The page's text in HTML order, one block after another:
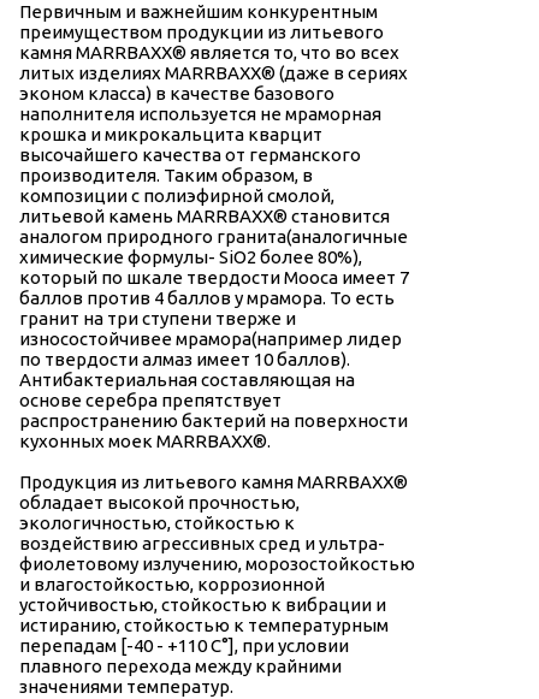
Первичным и важнейшим конкурентным
преимуществом продукции из литьевого
камня МАRRВАХХ® является то, что во всех
литых изделиях МАRRВАХХ® (даже в сериях
эконом класса) в качестве базового
наполнителя используется не мраморная
крошка и микрокальцита кварцит
высочайшего качества от германского
производителя. Таким образом, в
композиции с полиэфирной смолой,
литьевой камень МАRRВАХХ® становится
аналогом природного гранита(аналогичные
химические формулы- SiO2 более 80%),
который по шкале твердости Мооса имеет 7
баллов против 4 баллов у мрамора. То есть
гранит на три ступени тверже и
износостойчивее мрамора(например лидер
по твердости алмаз имеет 10 баллов).
Антибактериальная составляющая на
основе серебра препятствует
распространению бактерий на поверхности
кухонных моек МАRRВАХХ®.
Продукция из литьевого камня МАRRВАХХ®
обладает высокой прочностью,
экологичностью, стойкостью к
воздействию агрессивных сред и ультра-
фиолетовому излучению, морозостойкостью
и влагостойкостью, коррозионной
устойчивостью, стойкостью к вибрации и
истиранию, стойкостью к температурным
перепадам [-40 - +110 С°], при условии
плавного перехода между крайними
значениями температур.